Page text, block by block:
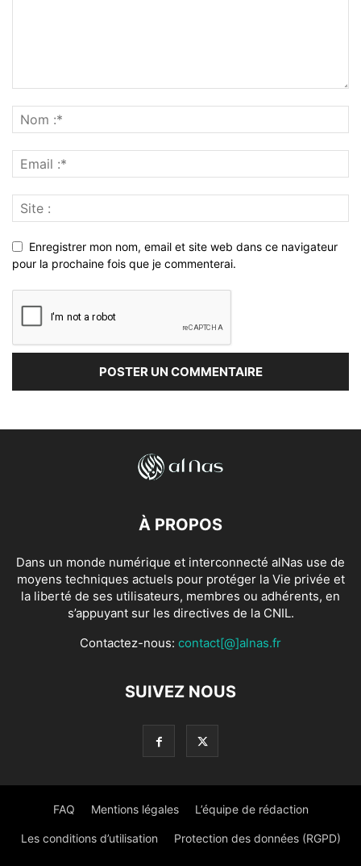
Enregistrer mon nom, email et site web dans ce navigateur
pour la prochaine fois que je commenterai.
À PROPOS
Dans un monde numérique et interconnecté alNas use de
moyens techniques actuels pour protéger la Vie privée et
la liberté de ses utilisateurs, membres ou adhérents, en
s’appuyant sur les directives de la CNIL.
Contactez-nous: contact[@]alnas.fr
SUIVEZ NOUS
FAQ Mentions légales L’équipe de rédaction
Les conditions d’utilisation Protection des données (RGPD)